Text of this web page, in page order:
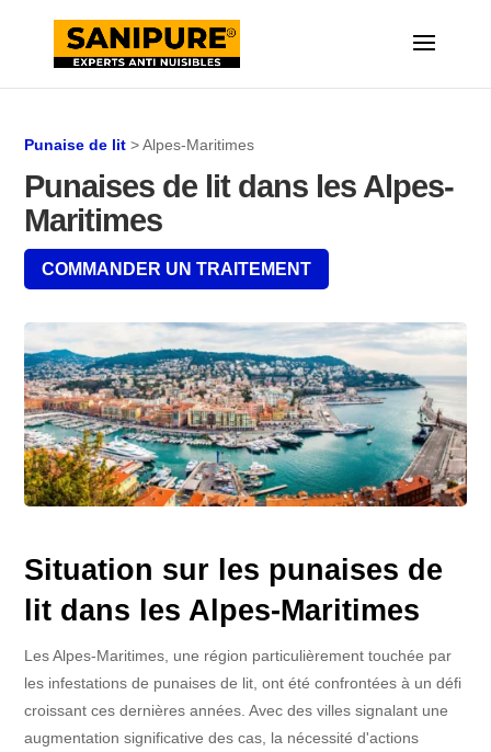
Punaise de lit > Alpes-Maritimes
Punaises de lit dans les Alpes-
Maritimes
COMMANDER UN TRAITEMENT
Situation sur les punaises de
lit dans les Alpes-Maritimes
Les Alpes-Maritimes, une région particulièrement touchée par
les infestations de punaises de lit, ont été confrontées à un défi
croissant ces dernières années. Avec des villes signalant une
augmentation significative des cas, la nécessité d'actions